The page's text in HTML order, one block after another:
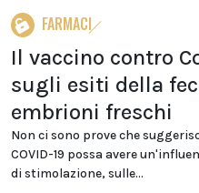
FARMACI
Il vaccino contro
sugli esiti della
embrioni freschi
Non ci sono prove che
COVID-19 possa avere
di stimolazione, sulle...